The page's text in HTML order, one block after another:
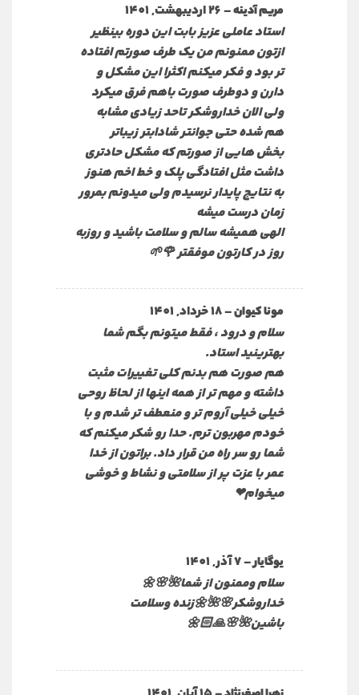
مریم آدینه–26 اردیبهشت, 1401
استاد عاملی عزیز بابت این دوره بینظیر
ازتون ممنونم من یک طرف صورتم افتاده
تر بود و فکر میکنم اکثرا این مشکل و
دارن و دوطرف صورت باهم فرق میکرد
ولی الان خداروشکر تاحد زیادی مشابه
هم شده حتی جوانتر شادابتر زیباتر
بخش هایی از صورتم که مشکل حادتری
داشت مثل افتادگی پلک و خط اخم هنوز
به نتایج پایدار نرسیدم ولی میدونم بمرور
زمان درست میشه
الهی همیشه سالم و سلامت باشید و روزبه
روز در کارتون موفقتر 🌹🌱
مونا کیوان–18 خرداد, 1401
سلام و درود ، فقط میتونم بگم شما
بهترینید استاد.
هم صورت هم بدنم کلی تغییرات مثبت
داشته و مهم تر از همه اینها از لحاظ روحی
خیلی خیلی آروم تر و منعطف تر شدم و با
خودم مهربون ترم. حدا رو شکر میکنم که
شما رو سر راه من قرار داد. براتون از خدا
عمر با عزت پر از سلامتی و نشاط و خوشی
میخوام❤
یوگایار–7 آذر, 1401
سلام وممنون از شما🌺🌸🌼
خداروشکر🌸🌺🌼زنده وسلامت
باشین🌺🌸🙏🏻🌼